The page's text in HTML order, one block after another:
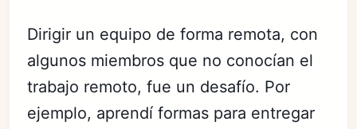
Dirigir un equipo de forma remota, con
algunos miembros que no conocían el
trabajo remoto, fue un desafío. Por
ejemplo, aprendí formas para entregar